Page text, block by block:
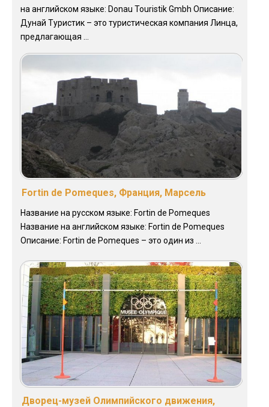
на английском языке: Donau Touristik Gmbh Описание:
Дунай Туристик – это туристическая компания Линца,
предлагающая ...
Fortin de Pomeques, Франция, Марсель
Название на русском языке: Fortin de Pomeques
Название на английском языке: Fortin de Pomeques
Описание: Fortin de Pomeques – это один из ...
Дворец-музей Олимпийского движения,